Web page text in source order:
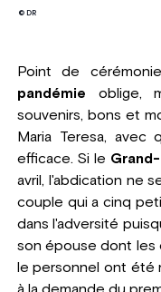
© DR
Point de
pandémie oblige,
souvenirs, bons et
Maria Teresa,
efficace. Si le
avril, l'abdication ne
couple qui a cinq
dans l'adversité
son épouse dont les
le personnel ont été